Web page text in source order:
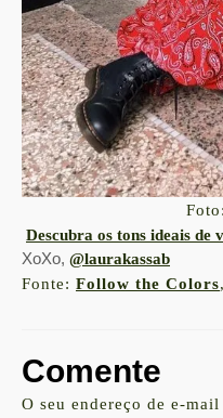
Descubra os tons ideais de
XoXo, @laurakassab
Fonte: Follow the Colors,
Comente
O seu endereço de e-